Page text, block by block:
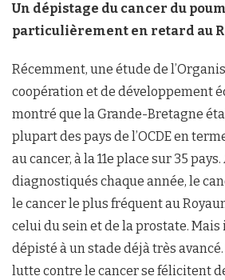
Un dépistage du cancer du
particulièrement en retard au
Récemment, une étude de
coopération et de développement
montré que la Grande-Bretagne
plupart des pays de l’OCDE en
au cancer, à la 11e place sur 35
diagnostiqués chaque année, le
le cancer le plus fréquent au
celui du sein et de la prostate. Mais
dépisté à un stade déjà très
lutte contre le cancer se félicitent